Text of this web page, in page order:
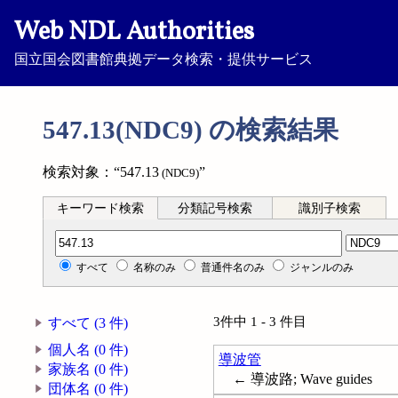
Web NDL Authorities
国立国会図書館典拠データ検索・提供サービス
547.13(NDC9) の検索結果
検索対象：“547.13 (NDC9)”
キーワード検索 分類記号検索 識別子検索
分類記号検索
すべて 名称のみ 普通件名のみ ジャンルのみ
すべて (3 件)
個人名 (0 件)
家族名 (0 件)
団体名 (0 件)
3件中 1 - 3 件目
導波管
← 導波路; Wave guides